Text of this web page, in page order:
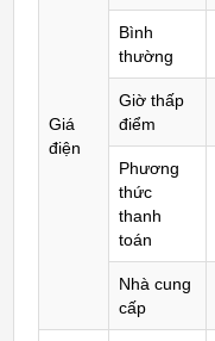
Giá
điện
Bình
thường
Giờ thấp
điểm
Phương
thức
thanh
toán
Nhà cung
cấp